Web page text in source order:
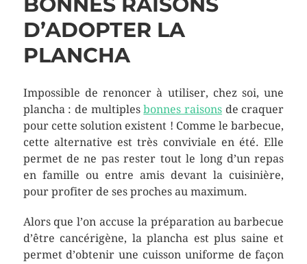
D’ADOPTER LA
PLANCHA
Impossible de renoncer à utiliser, chez soi, une
plancha : de multiplesbonnes raisons de craquer
pour cette solution existent ! Comme le barbecue,
cette alternative est très conviviale en été. Elle
permet de ne pas rester tout le long d’un repas
en famille ou entre amis devant la cuisinière,
pour profiter de ses proches au maximum.
Alors que l’on accuse la préparation au barbecue
d’être cancérigène, la plancha est plus saine et
permet d’obtenir une cuisson uniforme de façon